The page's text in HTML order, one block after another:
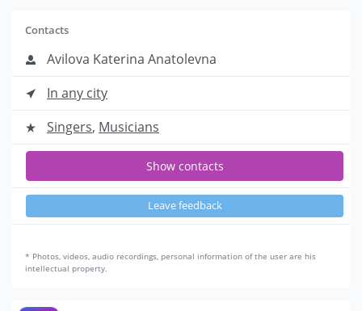
Contacts
Avilova Katerina Anatolevna
In any city
Singers, Musicians
Show contacts
Leave feedback
* Photos, videos, audio recordings, personal information of the user are his
intellectual property.